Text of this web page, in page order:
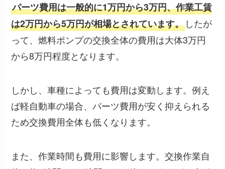
パーツ費用は一般的に1万円から3万円、作業工賃
は2万円から5万円が相場とされています。 したが
って、燃料ポンプの交換全体の費用は大体3万円
から8万円程度となります。
しかし、車種によっても費用は変動します。例え
ば軽自動車の場合、パーツ費用が安く抑えられる
ため交換費用全体も低くなります。
また、作業時間も費用に影響します。交換作業自